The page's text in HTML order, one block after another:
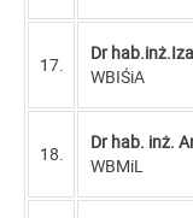
17.
Dr
WBIŚiA
18.
Dr hab. inż.
WBMiL